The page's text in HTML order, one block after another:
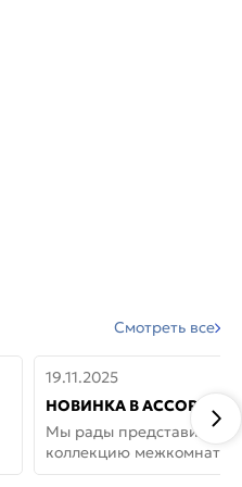
Смотреть все
19.11.2025
НОВИНКА В
ДВЕРИ GLOSSMAT —
НЕОКЛАССИКА И УЮТ
Мы рады представить
коллекцию
GlossMat